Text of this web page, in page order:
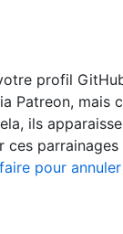
profil
Patreon, mais
ils
parrainages
pour